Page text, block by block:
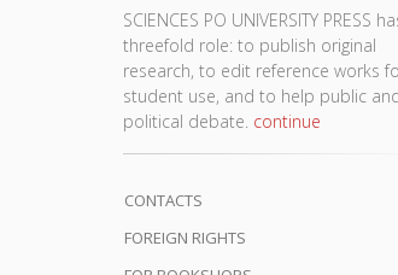
SCIENCES PO UNIVERSITY PRESS
threefold role: to publish original
research, to edit reference works
student use, and to help public
political debate. continue
CONTACTS
FOREIGN RIGHTS